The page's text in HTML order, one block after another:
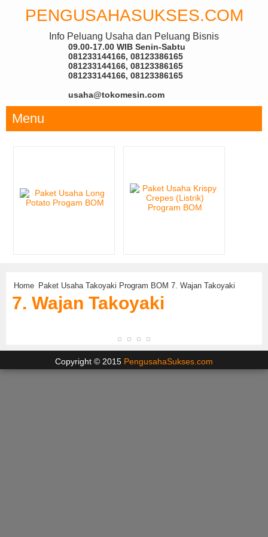
PENGUSAHASUKSES.COM
Info Peluang Usaha dan Peluang Bisnis
09.00-17.00 WIB Senin-Sabtu
081233144166, 08123386165
081233144166, 08123386165
081233144166, 08123386165
usaha@tokomesin.com
Menu
Home Paket Usaha Takoyaki Program BOM 7. Wajan Takoyaki
7. Wajan Takoyaki
Copyright © 2015 PengusahaSukses.com